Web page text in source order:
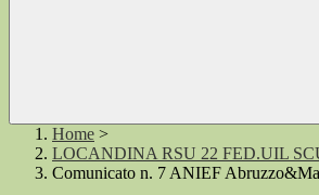
Home >
LOCANDINA RSU 22 FED.UIL
Comunicato n. 7 ANIEF